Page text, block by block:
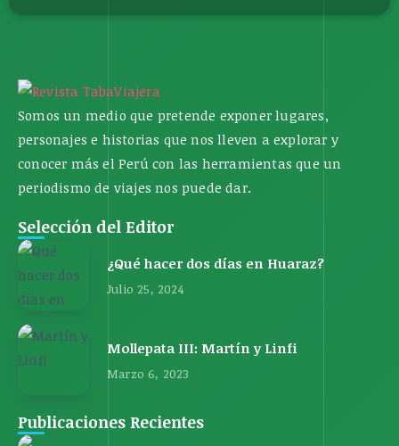
Somos un medio que pretende exponer lugares,
personajes e historias que nos lleven a explorar y
conocer más el Perú con las herramientas que un
periodismo de viajes nos puede dar.
Selección del Editor
¿Qué hacer dos días en Huaraz?
Julio 25, 2024
Mollepata III: Martín y Linfi
Marzo 6, 2023
Publicaciones Recientes